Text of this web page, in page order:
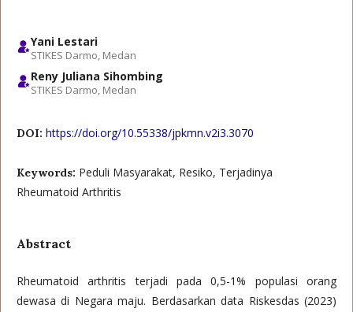
Yani Lestari
STIKES Darmo, Medan
Reny Juliana Sihombing
STIKES Darmo, Medan
DOI: https://doi.org/10.55338/jpkmn.v2i3.3070
Keywords: Peduli Masyarakat, Resiko, Terjadinya
Rheumatoid Arthritis
Abstract
Rheumatoid arthritis terjadi pada 0,5-1% populasi orang
dewasa di Negara maju. Berdasarkan data Riskesdas (2023)